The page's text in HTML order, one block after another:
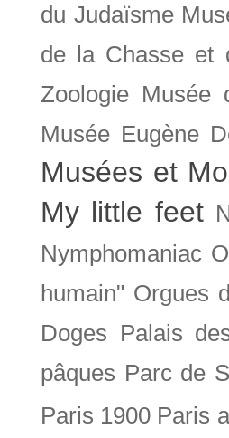
du Judaïsme
de la Chasse et
Zoologie Musée
Musée Eugène
Musées et
My little feet
Nymphomaniac
humain" Orgues
Doges
Palais
pâques Parc de
Paris 1900 Paris